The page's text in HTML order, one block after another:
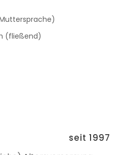
(fließend)
seit 1997